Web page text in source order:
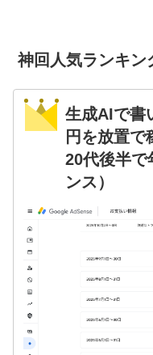
神回人気ランキン
生成AIで書
円を放置で
20代後半で
ンス）